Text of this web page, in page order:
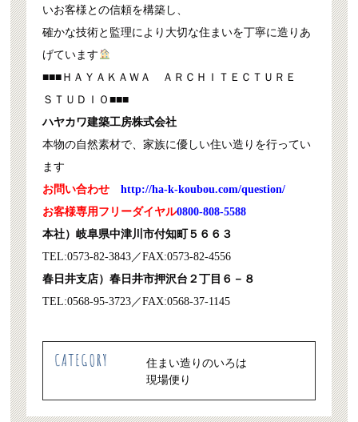
いお客様との信頼を構築し、
確かな技術と監理により大切な住まいを丁寧に造りあ
げています
■■■ＨＡＹＡＫＡＷＡ ＡＲＣＨＩＴＥＣＴＵＲＥ
ＳＴＵＤＩＯ■■■
ハヤカワ建築工房株式会社
本物の自然素材で、家族に優しい住い造りを行ってい
ます
お問い合わせhttp://ha-k-koubou.com/question/
お客様専用フリーダイヤル0800-808-5588
本社）岐阜県中津川市付知町５６６３
TEL:0573-82-3843／FAX:0573-82-4556
春日井支店）春日井市押沢台２丁目６－８
TEL:0568-95-3723／FAX:0568-37-1145
住まい造りのいろは
現場便り